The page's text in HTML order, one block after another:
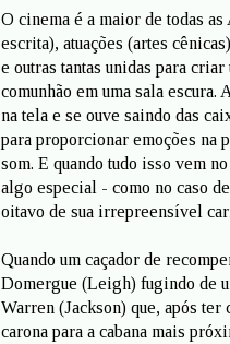
O cinema é a maior de todas
escrita), atuações (artes
e outras tantas unidas para
comunhão em uma sala
na tela e se ouve saindo das
para proporcionar emoções na
som. E quando tudo isso vem
algo especial - como no caso
oitavo de sua irrepreensível
Quando um caçador de
Domergue (Leigh) fugindo de
Warren (Jackson) que, após ter
carona para a cabana mais